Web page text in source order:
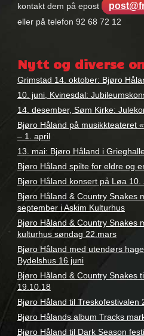
kontakt dem på epost
eller på telefon 92 68 72 12
håland,
country
snakes
Nytt og diverse
Grimstad 14. oktober: Bjøro
10. juni, Kvinesdal:
14. desember, Søm Kirke:
Bjøro Håland på musikkteateret
– 1. april
13. mai: Bjøro Håland i
Bjøro Håland spilte for eldre og
Bjøro Håland konsert på Løa 10.
Bjøro Håland & Country Snakes
september i Askim Kulturhus
Bjøro Håland & Country Snakes
kulturhus søndag 22.mars
Bjøro Håland med utendørs
Bydelshus 16 juni
Bjøro Håland & Country Snakes
19.10.18
Bjøro Håland til Treskofestivalen
Bjøro Hålands album Tracks
Bjøro Håland til Dark Season